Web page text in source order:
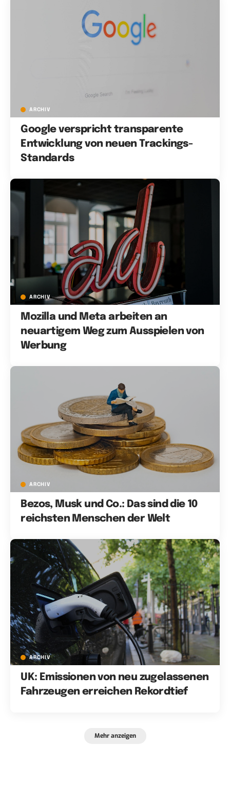
ARCHIV
Google verspricht transparente
Entwicklung von neuen Trackings-
Standards
ARCHIV
Mozilla und Meta arbeiten an
neuartigem Weg zum Ausspielen von
Werbung
ARCHIV
Bezos, Musk und Co.: Das sind die 10
reichsten Menschen der Welt
ARCHIV
UK: Emissionen von neu zugelassenen
Fahrzeugen erreichen Rekordtief
Mehr anzeigen